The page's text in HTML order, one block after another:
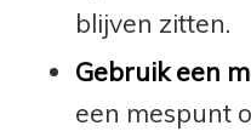
blijven zitten.
Gebruik een
een mespunt